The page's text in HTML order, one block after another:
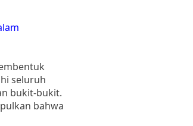
seluruh
bukit-bukit.
bahwa